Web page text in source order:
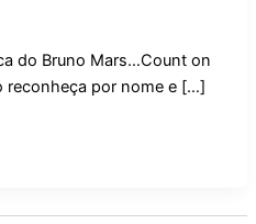
do Bruno Mars…Count on
reconheça por nome e […]